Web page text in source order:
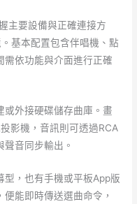
主要設備與正確連接方
基本配置包含伴唱機、點
需依功能與介面進行正確
或外接硬碟儲存曲庫。畫
影機，音訊則可透過RCA
音同步輸出。
型，也有手機或平板App版
能即時傳送選曲命令，